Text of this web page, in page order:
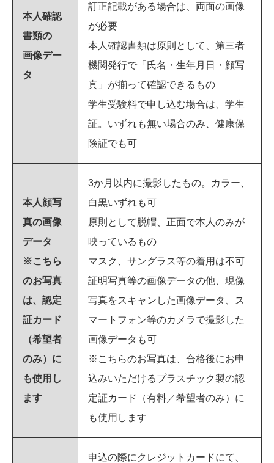
本人確認
書類の
画像デー
タ
訂正記載がある場合は、両面の画像
が必要
本人確認書類は原則として、第三者
機関発行で「氏名・生年月日・顔写
真」が揃って確認できるもの
学生受験料で申し込む場合は、学生
証。いずれも無い場合のみ、健康保
険証でも可
本人顔写
真の画像
データ
※こちら
のお写真
は、認定
証カード
（希望者
のみ）に
も使用し
ます
3か月以内に撮影したもの。カラー、
白黒いずれも可
原則として脱帽、正面で本人のみが
映っているもの
マスク、サングラス等の着用は不可
証明写真等の画像データの他、現像
写真をスキャンした画像データ、ス
マートフォン等のカメラで撮影した
画像データも可
※こちらのお写真は、合格後にお申
込みいただけるプラスチック製の認
定証カード（有料／希望者のみ）に
も使用します
申込の際にクレジットカードにて、